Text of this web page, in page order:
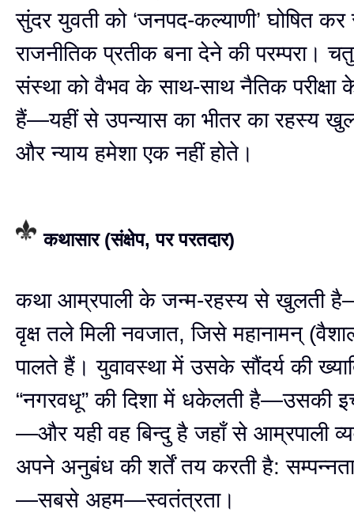
सुंदर युवती को ‘जनपद-कल्याणी’ घोषित कर
राजनीतिक प्रतीक बना देने की परम्परा।
संस्था को वैभव के साथ-साथ नैतिक
हैं—यहीं से उपन्यास का भीतर का रहस्य
और न्याय हमेशा एक नहीं होते।
कथासार (संक्षेप, पर परतदार)
कथा आम्रपाली के जन्म-रहस्य से खुलती
वृक्ष तले मिली नवजात, जिसे महानामन्
पालते हैं। युवावस्था में उसके सौंदर्य की
“नगरवधू” की दिशा में धकेलती है—उसकी
—और यही वह बिन्दु है जहाँ से आम्रपाली
अपने अनुबंध की शर्तें तय करती है:
—सबसे अहम—स्वतंत्रता।